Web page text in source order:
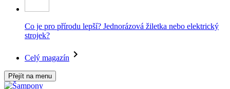
Co je pro přírodu lepší? Jednorázová žiletka nebo elektrický
strojek?
Celý magazín
Přejít na menu